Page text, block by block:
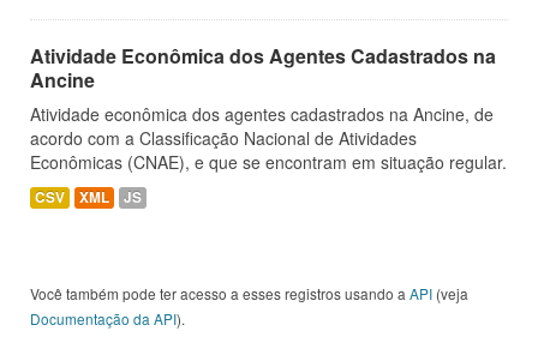
Atividade Econômica dos Agentes Cadastrados na
Ancine
Atividade econômica dos agentes cadastrados na Ancine, de
acordo com a Classificação Nacional de Atividades
Econômicas (CNAE), e que se encontram em situação regular.
CSV XML JS
Você também pode ter acesso a esses registros usando a API (veja
Documentação da API).